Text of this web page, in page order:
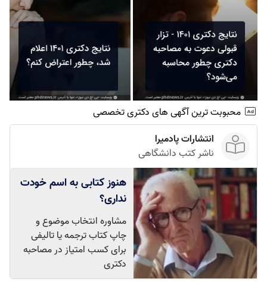
محبوبت ترین آگهی های دکتری تخصصی
انتشارات پادمیرا
ناشر کتب دانشگاهی
هنوز کتابی به اسم خودت
نداری؟
مشاوره انتخاب موضوع و
چاپ کتاب ترجمه یا تالیفی
برای کسب امتیاز در مصاحبه
دکتری